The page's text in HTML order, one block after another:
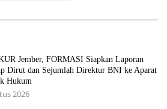
Jember, FORMASI Siapkan Laporan
Dirut dan Sejumlah Direktur BNI ke Aparat
Hukum
2026